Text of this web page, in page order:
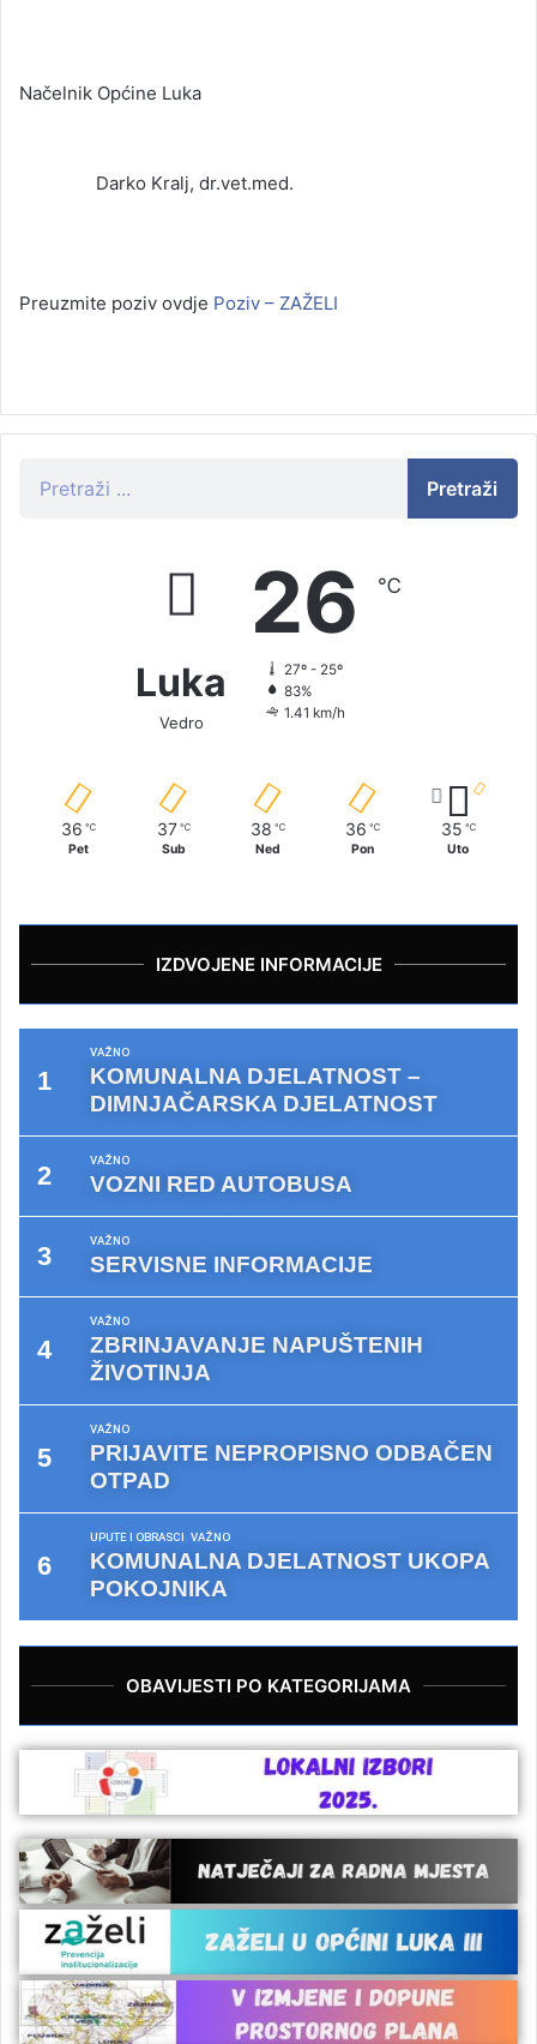
Načelnik Općine Luka
Darko Kralj, dr.vet.med.
Preuzmite poziv ovdje Poziv – ZAŽELI
Pretraži
Luka
Vedro
26 ℃
27º - 25º
83%
1.41 km/h
36 ℃
Pet
37 ℃
Sub
38 ℃
Ned
36 ℃
Pon
35 ℃
Uto
IZDVOJENE INFORMACIJE
VAŽNO
KOMUNALNA DJELATNOST –
DIMNJAČARSKA DJELATNOST
VAŽNO
VOZNI RED AUTOBUSA
VAŽNO
SERVISNE INFORMACIJE
VAŽNO
ZBRINJAVANJE NAPUŠTENIH
ŽIVOTINJA
VAŽNO
PRIJAVITE NEPROPISNO ODBAČEN
OTPAD
UPUTE I OBRASCI VAŽNO
KOMUNALNA DJELATNOST UKOPA
POKOJNIKA
OBAVIJESTI PO KATEGORIJAMA